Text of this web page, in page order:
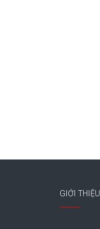
GIỚI THIỆU